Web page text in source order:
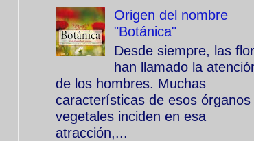
Origen del nombre
"Botánica"
Desde siempre, las
han llamado la
de los hombres. Muchas
características de esos órganos
vegetales inciden en esa
atracción,...